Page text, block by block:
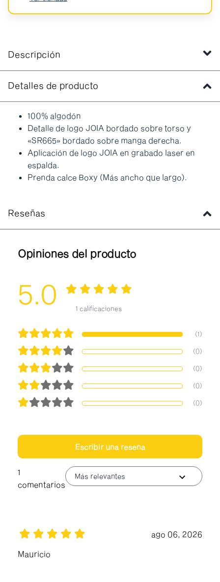
Descripción
Detalles de producto
100% algodón
Detalle de logo JOIA bordado sobre torso y
«SR665» bordado sobre manga derecha.
Aplicación de logo JOIA en grabado laser en
espalda.
Prenda calce Boxy (Más ancho que largo).
Reseñas
Opiniones del producto
5.0 1 calificaciones
(1)
(0)
(0)
(0)
(0)
Escribir una reseña
1
comentarios
Más relevantes
ago 06, 2026
Mauricio